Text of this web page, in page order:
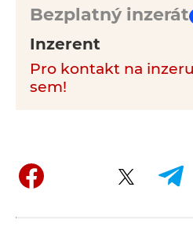
Bezplatný inzerát
Inzerent
Pro kontakt na
sem!